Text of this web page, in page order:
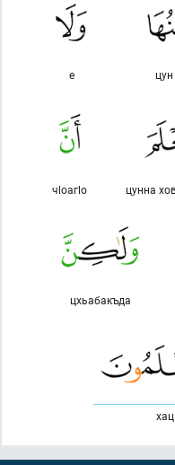
е
цунна
чlоагlо
цхьабакъда
хац